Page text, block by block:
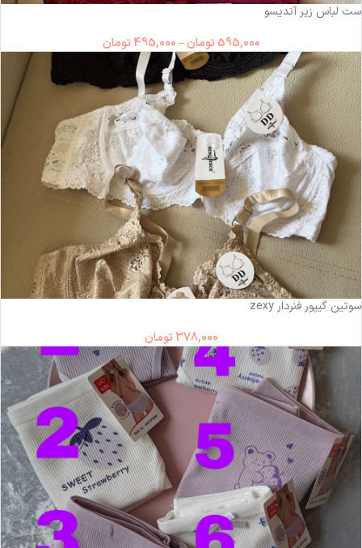
ست لباس زیر آندیسو
595,000 تومان–
495,000 تومان
ناموجود
سوتین گیپور فنردار zexy
378,000 تومان